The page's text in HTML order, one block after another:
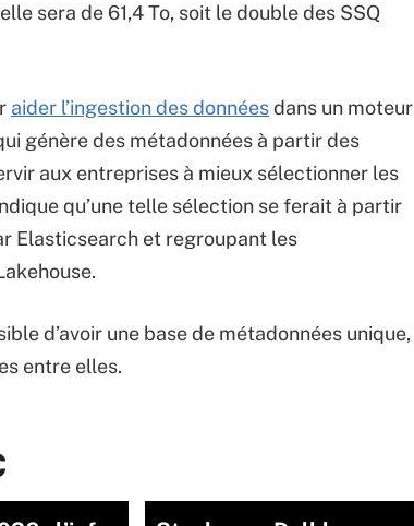
sera de 61,4 To, soit le double des SSQ
aider l’ingestion des donnéesdans un moteur
génère des métadonnées à partir des
aux entreprises à mieux sélectionner les
qu’une telle sélection se ferait à partir
Elasticsearch et regroupant les
d’avoir une base de métadonnées unique,
entre elles.